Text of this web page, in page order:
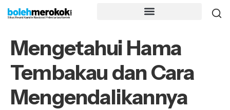
Mengetahui Hama
Tembakau dan Cara
Mengendalikannya